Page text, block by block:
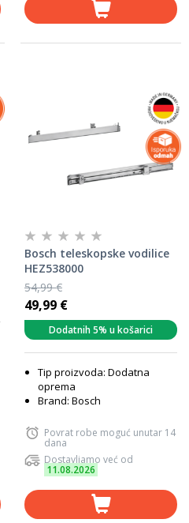
Bosch teleskopske vodilice
HEZ538000
54,99 €
49,99 €
Dodatnih 5% u košarici
Tip proizvoda: Dodatna
oprema
Brand: Bosch
Povrat robe moguć unutar 14
dana
Dostavljamo već od
11.08.2026